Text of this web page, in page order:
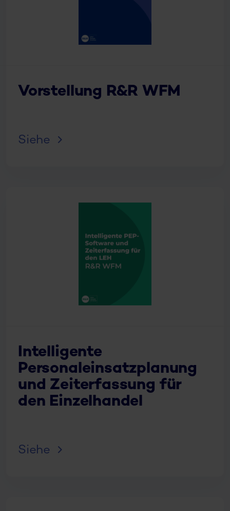
Vorstellung R&R WFM
Siehe
Intelligente
Personaleinsatzplanung
und Zeiterfassung für
den Einzelhandel
Siehe